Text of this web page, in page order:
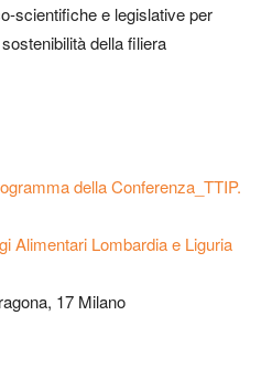
scientifiche e legislative per
della filiera
della Conferenza_TTIP.
Alimentari Lombardia e Liguria
17 Milano